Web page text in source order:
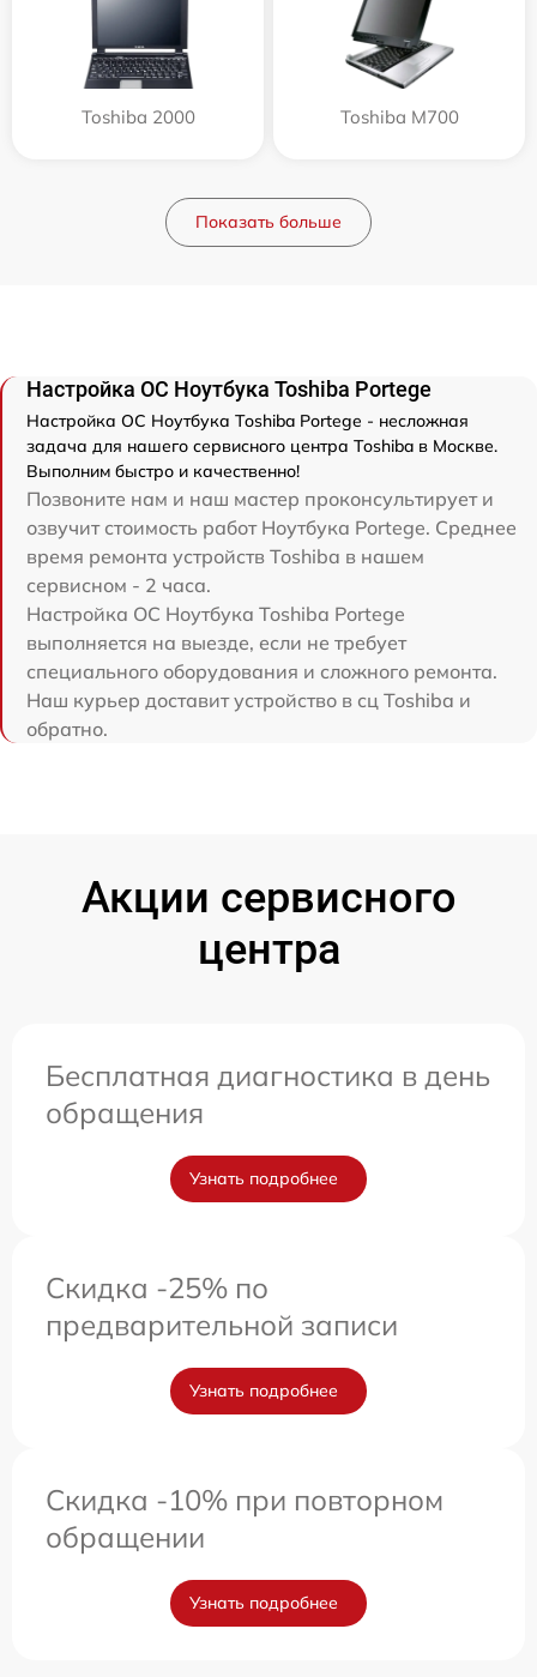
Toshiba 2000 Toshiba M700
Показать больше
Настройка ОС Ноутбука Toshiba Portege
Настройка ОС Ноутбука Toshiba Portege - несложная
задача для нашего сервисного центра Toshiba в Москве.
Выполним быстро и качественно!
Позвоните нам и наш мастер проконсультирует и
озвучит стоимость работ Ноутбука Portege. Среднее
время ремонта устройств Toshiba в нашем
сервисном - 2 часа.
Настройка ОС Ноутбука Toshiba Portege
выполняется на выезде, если не требует
специального оборудования и сложного ремонта.
Наш курьер доставит устройство в сц Toshiba и
обратно.
Акции сервисного
центра
Бесплатная диагностика в день
обращения
Узнать подробнее
Скидка -25% по
предварительной записи
Узнать подробнее
Скидка -10% при повторном
обращении
Узнать подробнее